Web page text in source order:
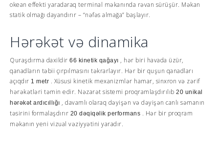
okean effekti yaradaraq terminal məkanında rəvan sürüşür. Məkan
statik olmağı dayandırır – “nəfəs almağa” başlayır.
Hərəkət və dinamika
Quraşdırma daxildir 66 kinetik qağayı , hər biri havada üzür,
qanadların təbii çırpılmasını təkrarlayır. Hər bir quşun qanadları
açıqdır 1 metr . Xüsusi kinetik mexanizmlər hamar, sinxron və zərif
hərəkətləri təmin edir. Nəzarət sistemi proqramlaşdırılıb 20 unikal
hərəkət ardıcıllığı , davamlı olaraq dəyişən və dəyişən canlı səmanın
təsirini formalaşdırır 20 dəqiqəlik performans . Hər bir proqram
məkanın yeni vizual vəziyyətini yaradır.